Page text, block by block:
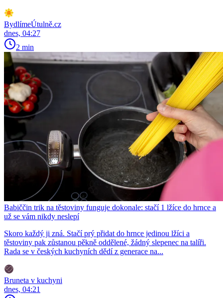
BydlímeÚtulně.cz
dnes, 04:27
2 min
Babiččin trik na těstoviny funguje dokonale: stačí 1 lžíce do hrnce a
už se vám nikdy neslepí
Skoro každý ji zná. Stačí prý přidat do hrnce jedinou lžíci a
těstoviny pak zůstanou pěkně oddělené, žádný slepenec na talíři.
Rada se v českých kuchyních dědí z generace na...
Bruneta v kuchyni
dnes, 04:21